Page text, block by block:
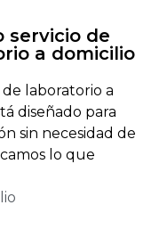
servicio de
a domicilio
laboratorio a
diseñado para
sin necesidad de
lo que